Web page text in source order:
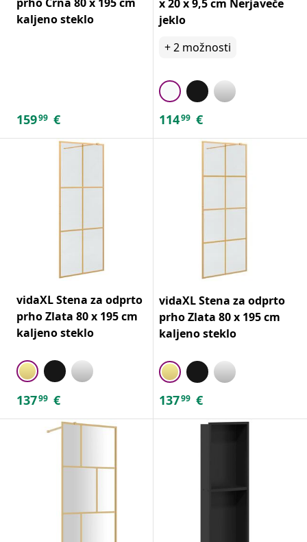
kaljeno steklo
15999 €
x 20 x 9,5 cm Nerjaveče
jeklo
+2 možnosti
11499 €
vidaXL Stena za odprto
prho Zlata 80 x 195 cm
kaljeno steklo
13799 €
vidaXL Stena za odprto
prho Zlata 80 x 195 cm
kaljeno steklo
13799 €